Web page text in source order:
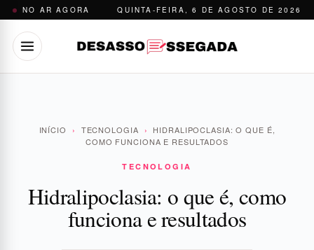
Pular
conteúdo
NO AR AGORA QUINTA-FEIRA, 6 DE AGOSTO DE 2026
INÍCIO › TECNOLOGIA ›
HIDRALIPOCLASIA: O QUE É,
COMO FUNCIONA E RESULTADOS
TECNOLOGIA
Hidralipoclasia: o que é, como
funciona e resultados